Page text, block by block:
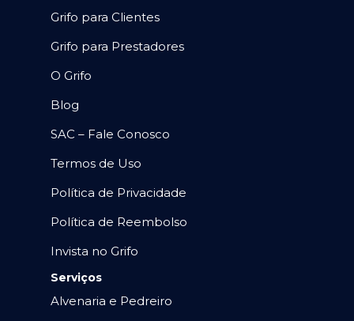
Grifo para Clientes
Grifo para Prestadores
O Grifo
Blog
SAC – Fale Conosco
Termos de Uso
Política de Privacidade
Política de Reembolso
Invista no Grifo
Serviços
Alvenaria e Pedreiro